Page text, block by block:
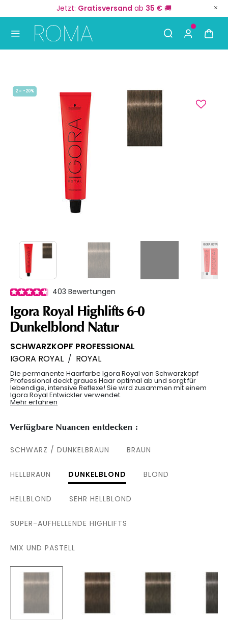
Jetzt: Gratisversand ab 35 € 🚚
2 = -20%
403 Bewertungen
Igora Royal Highlifts 6-0
Dunkelblond Natur
SCHWARZKOPF PROFESSIONAL
IGORA ROYAL / ROYAL
Die permanente Haarfarbe Igora Royal von Schwarzkopf
Professional deckt graues Haar optimal ab und sorgt für
lebendige, intensive Reflexe! Sie wird zusammen mit einem
Igora Royal Entwickler verwendet.
Mehr erfahren
Verfügbare Nuancen entdecken :
SCHWARZ / DUNKELBRAUN BRAUN
HELLBRAUN DUNKELBLOND BLOND
HELLBLOND SEHR HELLBLOND
SUPER-AUFHELLENDE HIGHLIFTS
MIX UND PASTELL
selected